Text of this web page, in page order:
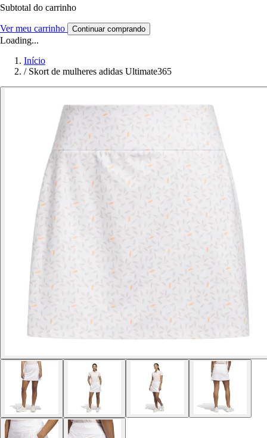
Subtotal do carrinho
Ver meu carrinho Continuar comprando
Loading...
Início
/ Skort de mulheres adidas Ultimate365